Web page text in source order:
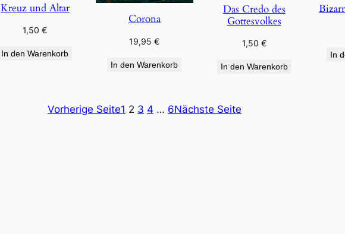
Kreuz und Altar
1,50€
In den Warenkorb
Corona
19,95€
In den Warenkorb
Das Credo des
Gottesvolkes
1,50 €
In den Warenkorb
In
Vorherige Seite1 2 3 4 … 6Nächste Seite